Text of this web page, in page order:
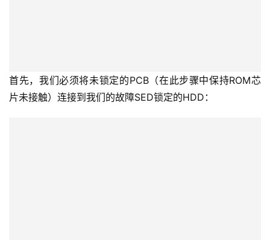
首先，我们必须将未锁定的PCB（在此步骤中保持ROM芯
片未接触）连接到我们的故障SED锁定的HDD：